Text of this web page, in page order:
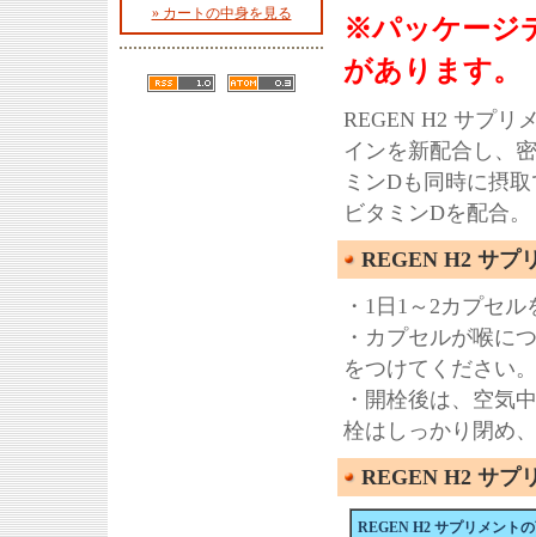
» カートの中身を見る
※パッケージ
があります。
REGEN H2 サプリ
インを新配合し、
ミンDも同時に摂
ビタミンDを配合。
REGEN H2 サプ
・1日1～2カプセ
・カプセルが喉に
をつけてください。
・開栓後は、空気
栓はしっかり閉め
REGEN H2 サプ
REGEN H2 サプリメント